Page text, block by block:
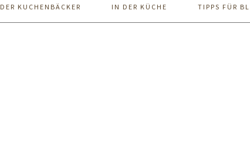
DER KUCHENBÄCKER IN DER KÜCHE TIPPS FÜR